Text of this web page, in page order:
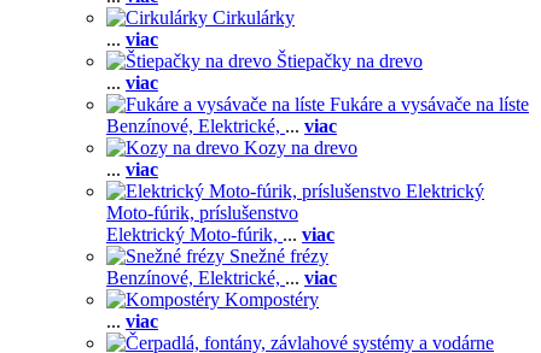
Cirkulárky
... viac
Štiepačky na drevo
... viac
Fukáre a vysávače na líste
Benzínové, Elektrické, ... viac
Kozy na drevo
... viac
Elektrický
Moto-fúrik, príslušenstvo
Elektrický Moto-fúrik, ... viac
Snežné frézy
Benzínové, Elektrické, ... viac
Kompostéry
... viac